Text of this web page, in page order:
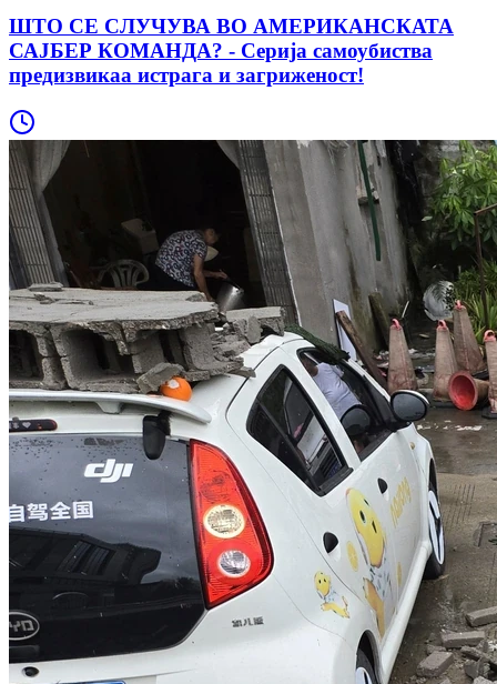
ШТО СЕ СЛУЧУВА ВО АМЕРИКАНСКАТА
САЈБЕР КОМАНДА? - Серија самоубиства
предизвикаа истрага и загриженост!